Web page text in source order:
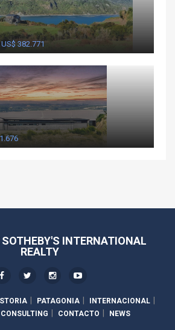
US$ 382.771
INTERNATIONAL
REALTY
PATAGONIA
INTERNACIONAL
CONTACTO NEWS